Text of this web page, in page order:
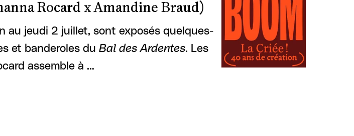
Rocard x Amandine Braud)
au jeudi 2 juillet, sont exposés quelques-
et banderoles du Bal des Ardentes. Les
assemble à …